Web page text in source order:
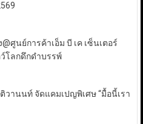
ศูนย์การค้าเอ็ม บี เค เซ็นเตอร์
โลกดึกดำบรรพ์
วานนท์ จัดแคมเปญพิเศษ “มื้อนี้เรา